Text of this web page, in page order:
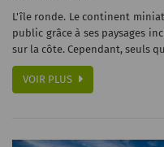
L'île ronde. Le continent
public grâce à ses paysages
sur la côte. Cependant, seuls
VOIR PLUS